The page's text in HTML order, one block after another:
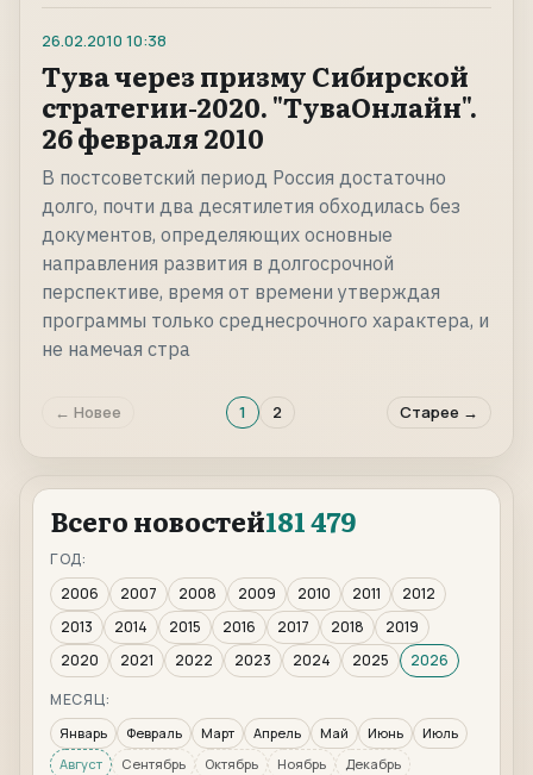
26.02.2010 10:38
Тува через призму Сибирской
стратегии-2020. "ТуваОнлайн".
26 февраля 2010
В постсоветский период Россия достаточно
долго, почти два десятилетия обходилась без
документов, определяющих основные
направления развития в долгосрочной
перспективе, время от времени утверждая
программы только среднесрочного характера, и
не намечая стра
← Новее 1 2 Старее →
Всего новостей181 479
ГОД:
2006
2007 2008 2009 2010 2011
2012
2013
2014 2015 2016 2017 2018
2019
2020
2021 2022 2023 2024 2025
2026
МЕСЯЦ:
Январь Февраль Март Апрель Май Июнь
Июль
Август
Сентябрь Октябрь Ноябрь Декабрь